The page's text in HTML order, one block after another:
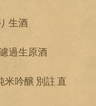
生酒
過生原酒
米吟醸 別註 直